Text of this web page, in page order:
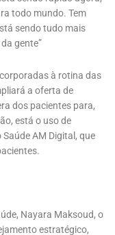
todo mundo. Tem
sendo tudo mais
gente”
à rotina das
a oferta de
dos pacientes para,
está o uso de
AM Digital, que
Nayara Maksoud, o
estratégico,